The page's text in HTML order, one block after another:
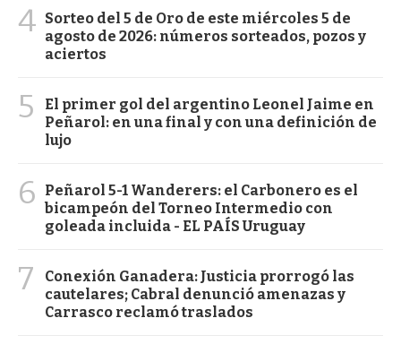
4 Sorteo del 5 de Oro de este miércoles 5 de
agosto de 2026: números sorteados, pozos y
aciertos
5
El primer gol del argentino Leonel Jaime en
Peñarol: en una final y con una definición de
lujo
6
Peñarol 5-1 Wanderers: el Carbonero es el
bicampeón del Torneo Intermedio con
goleada incluida - EL PAÍS Uruguay
7
Conexión Ganadera: Justicia prorrogó las
cautelares; Cabral denunció amenazas y
Carrasco reclamó traslados